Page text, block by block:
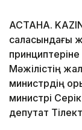
АСТАНА.
саласындағы
Мәжілістің
министрдің
министрі
депутат